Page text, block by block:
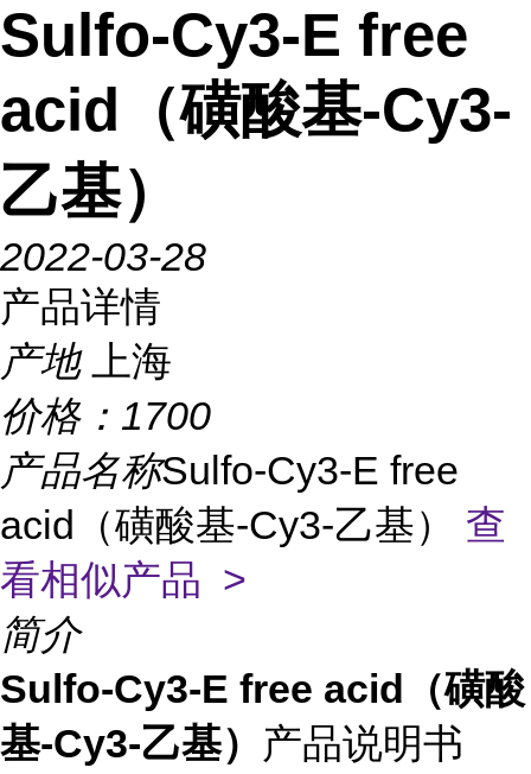
Sulfo-Cy3-E free
acid（磺酸基-Cy3-
乙基）
2022-03-28
产品详情
产地
上海
价格： 1700
产品名称Sulfo-Cy3-E free
acid（磺酸基-Cy3-乙基） 查
看相似产品 >
简介
Sulfo-Cy3-E free acid（磺酸
基-Cy3-乙基） 产品说明书